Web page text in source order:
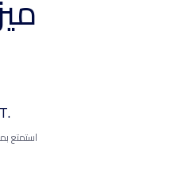
.FIT إدارة النطاق
استمتع